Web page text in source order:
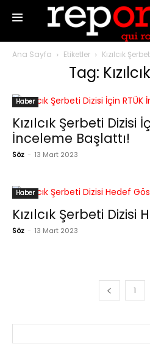
Ana Sayfa Etiketler Kızılcık
Tag:
Haber
Kızılcık Şerbeti Dizisi
İnceleme Başlattı!
Söz - 13 Mart 2023
Haber
Kızılcık Şerbeti
Söz - 13 Mart 2023
1